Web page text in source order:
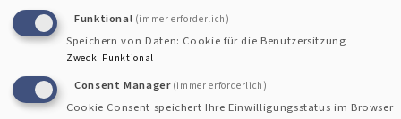
besonderen Gottesdienst erleben. Pfrin. Sabine
Nagel war in ihrer Predigt im Zwiegespräch mit
der Orgel: "Orgel, wer bist du?" Und die Orgel
antwortete auf ihre musikalische Art und Weise.
Funktional (immer erforderlich)
Speichern von Daten: Cookie für die Benutzersitzung
Zweck: Funktional
Consent Manager (immer erforderlich)
Cookie Consent speichert Ihre Einwilligungsstatus im Browser